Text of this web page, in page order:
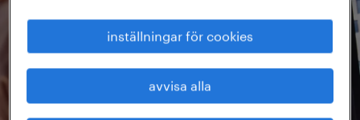
inställningar för cookies
avvisa alla